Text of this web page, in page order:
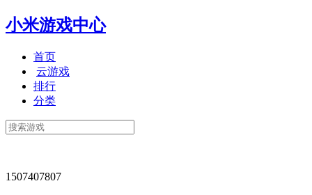
小米游戏中心
首页
云游戏
排行
分类
1507407807